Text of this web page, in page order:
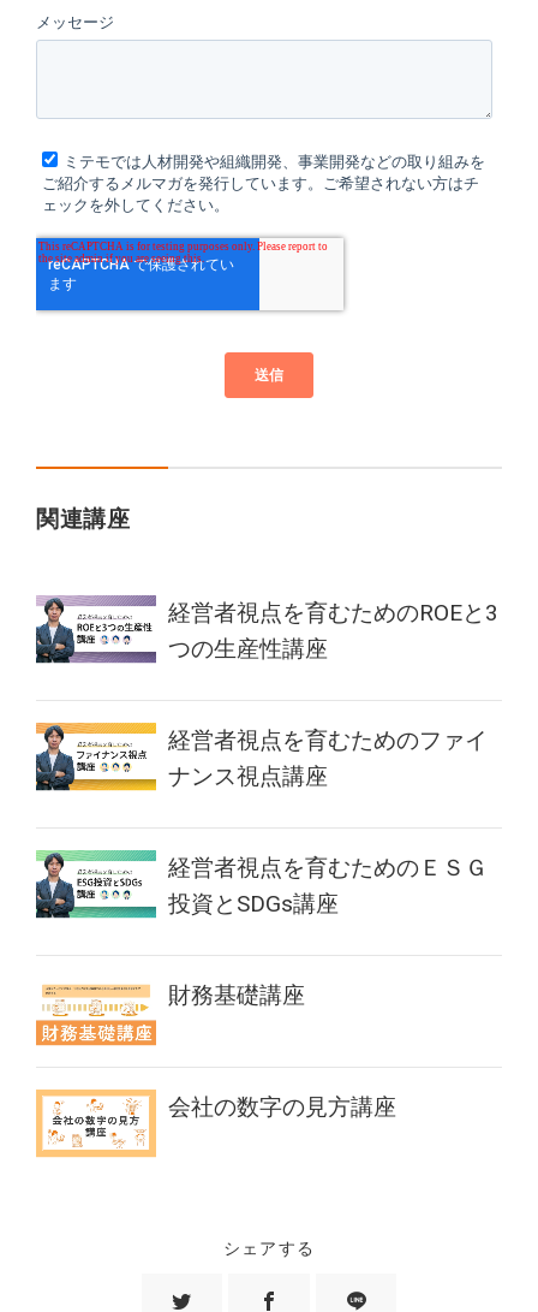
関連講座
経営者視点を育むためのROEと3
つの生産性講座
経営者視点を育むためのファイ
ナンス視点講座
経営者視点を育むためのＥＳＧ
投資とSDGs講座
財務基礎講座
会社の数字の見方講座
シェアする